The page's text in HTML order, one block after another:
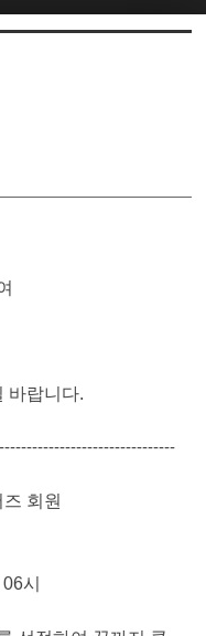
바랍니다.
회원
시
5
5